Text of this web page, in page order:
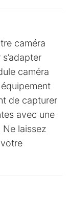
caméra
caméra
de capturer
avec une
laissez